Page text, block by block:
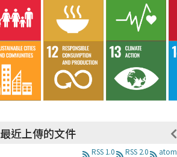
最近上傳的文件
RSS 1.0 RSS 2.0 atom